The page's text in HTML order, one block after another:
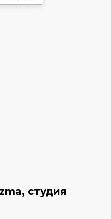
студия